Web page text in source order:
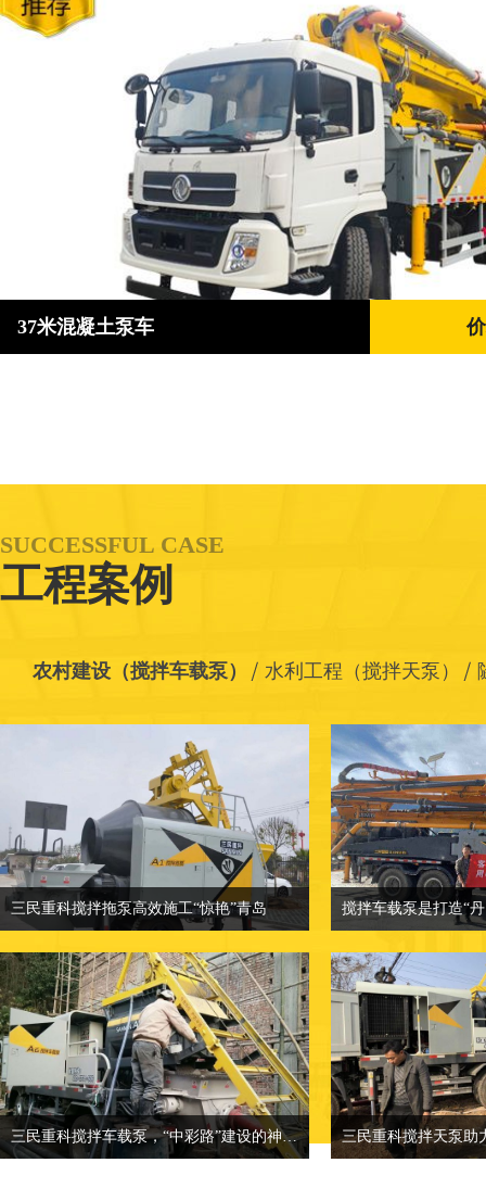
37米混凝土泵车
SUCCESSFUL CASE
工程案例
农村建设（搅拌车载泵） 水利工程（搅拌天泵）
三民重科搅拌拖泵高效施工“惊艳”青岛
三民重科搅拌拖泵高效施工“惊艳”青岛
相关介绍：小型混凝土泵车-混凝土输送
泵厂家
价格面议：小型混凝土泵车价格
地点：客户产品案例分类
相关介绍：小型混
价格面议：也可来
地点：客户产品案
三民重科搅拌车载泵，“中彩路”建设的神秘武器 三民重科搅拌天泵助